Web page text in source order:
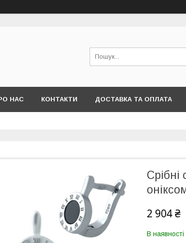
НАС КОНТАКТИ ДОСТАВКА ТА ОПЛАТА
2 904 ₴
В наявності